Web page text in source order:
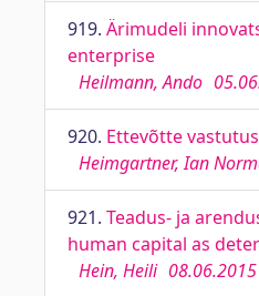
919. Ärimudeli
enterprise
Heilmann, Ando
920. Ettevõtte
Heimgartner, Ian
921. Teadus- ja
human capital as
Hein, Heili 08.06.2015